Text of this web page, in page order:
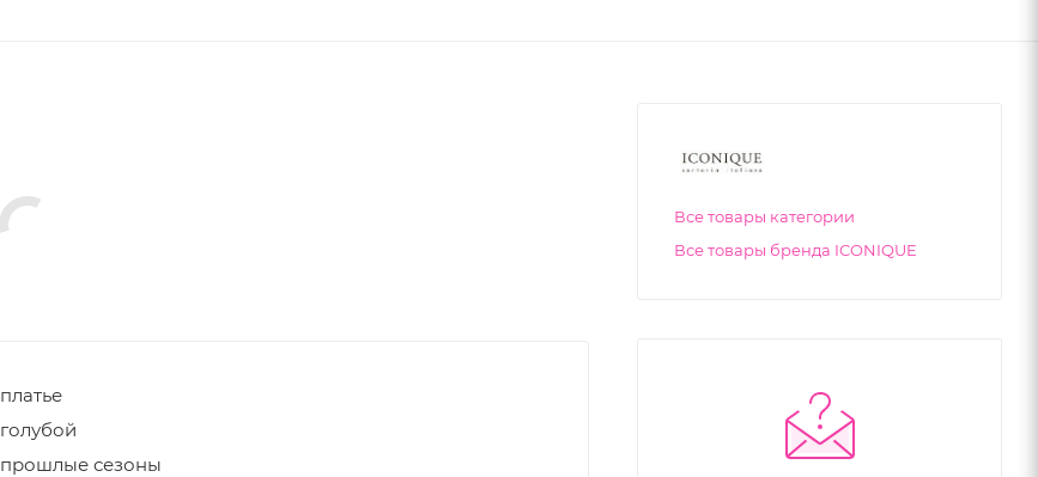
платье
голубой
прошлые сезоны
Все товары категории
Все товары бренда ICONIQUE